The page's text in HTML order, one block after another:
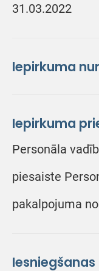
31.03.2022
Iepirkuma
Iepirkuma
Personāla
piesaiste
pakalpojuma